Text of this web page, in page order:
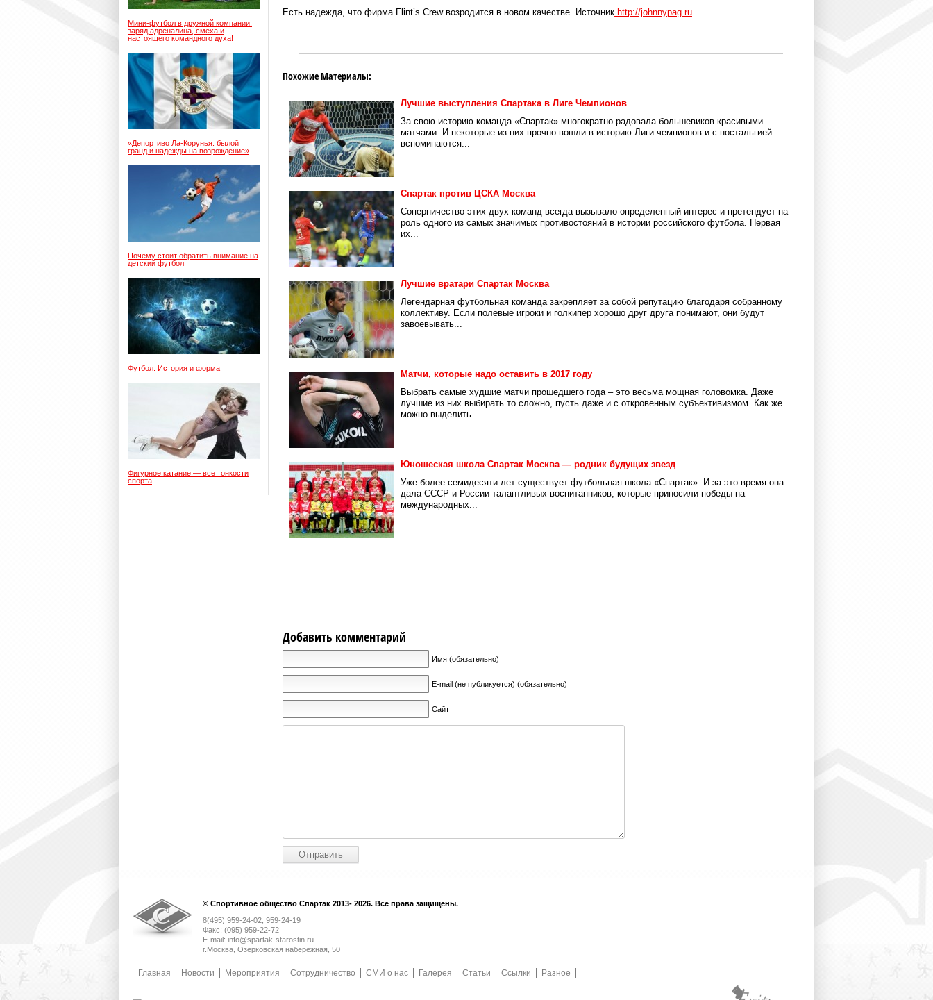
Мини-футбол в дружной компании:
заряд адреналина, смеха и
настоящего командного духа!
«Депортиво Ла-Корунья: былой
гранд и надежды на возрождение»
Почему стоит обратить внимание на
детский футбол
Футбол. История и форма
Фигурное катание — все тонкости
спорта
Есть надежда, что фирма Flint’s Crew возродится в новом качестве. Источник http://johnnypag.ru
Похожие Материалы:
Лучшие выступления Спартака в Лиге Чемпионов
За свою историю команда «Спартак» многократно радовала большевиков красивыми
матчами. И некоторые из них прочно вошли в историю Лиги чемпионов и с ностальгией
вспоминаются...
Спартак против ЦСКА Москва
Соперничество этих двух команд всегда вызывало определенный интерес и претендует на
роль одного из самых значимых противостояний в истории российского футбола. Первая
их...
Лучшие вратари Спартак Москва
Легендарная футбольная команда закрепляет за собой репутацию благодаря собранному
коллективу. Если полевые игроки и голкипер хорошо друг друга понимают, они будут
завоевывать...
Матчи, которые надо оставить в 2017 году
Выбрать самые худшие матчи прошедшего года – это весьма мощная головомка. Даже
лучшие из них выбирать то сложно, пусть даже и с откровенным субъективизмом. Как же
можно выделить...
Юношеская школа Спартак Москва — родник будущих звезд
Уже более семидесяти лет существует футбольная школа «Спартак». И за это время она
дала СССР и России талантливых воспитанников, которые приносили победы на
международных...
Добавить комментарий
Имя (обязательно)
E-mail (не публикуется) (обязательно)
Сайт
© Спортивное общество Спартак 2013- 2026. Все права защищены.
8(495) 959-24-02, 959-24-19
Факс: (095) 959-22-72
E-mail: info@spartak-starostin.ru
г.Москва, Озерковская набережная, 50
Главная Новости Мероприятия Сотрудничество СМИ о нас Галерея Статьи Ссылки Разное